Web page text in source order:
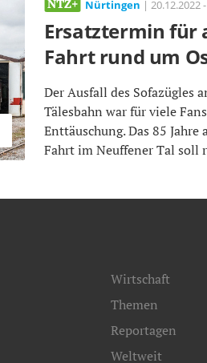
Nürtingen | 20.12.2022
Ersatztermin für
Fahrt rund um
Der Ausfall des Sofazügles
Tälesbahn war für viele
Enttäuschung. Das 85
Fahrt im Neuffener Tal soll
Wirtschaft
Themen
Reportagen
Weltweit